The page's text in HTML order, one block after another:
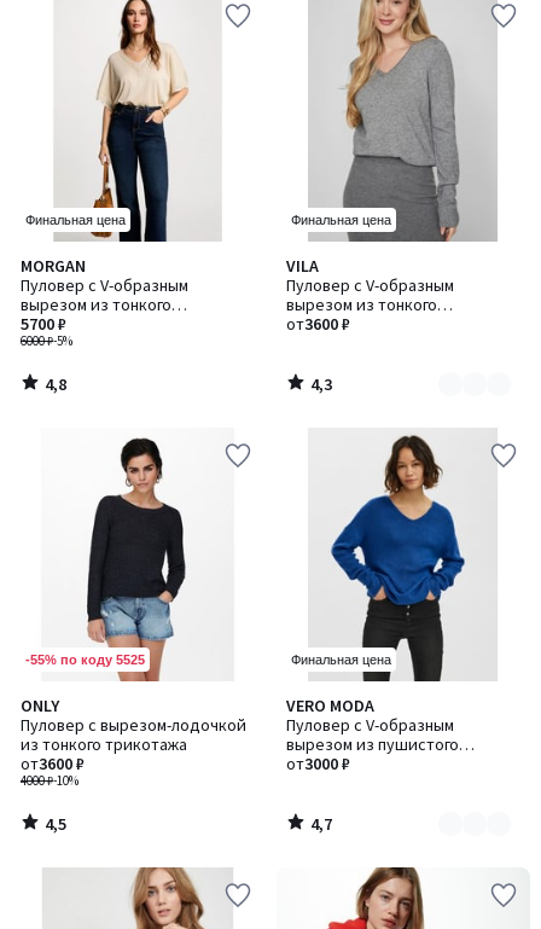
Финальная цена
MORGAN
Пуловер с V-образным
вырезом из тонкого
трикотажа
6000 ₽-5%
5700 ₽
4,8
/ 5
4,8
/
Финальная цена
VILA
Пуловер с V-образным
вырезом из тонкого
трикотажа
от3600 ₽
4,3
/ 5
Количество
цветов:
4
4,3
/
-55% по коду 5525
ONLY
Пуловер с вырезом-лодочкой
из тонкого трикотажа
4000 ₽-10%
от3600 ₽
4,5
/ 5
4,5
/
Финальная цена
VERO MODA
Пуловер с V-образным
вырезом из пушистого
трикотажа
от3000 ₽
4,7
/ 5
Количество
цветов:
2
4,7
/